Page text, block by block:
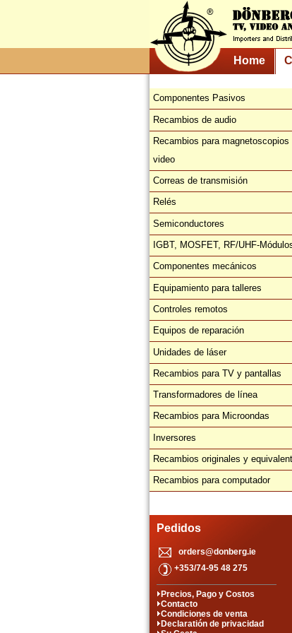
Home
Componentes Pasivos
Recambios de audio
Recambios para magnetoscopios
video
Correas de transmisión
Relés
Semiconductores
IGBT, MOSFET, RF/UHF-
Componentes mecánicos
Equipamiento para talleres
Controles remotos
Equipos de reparación
Unidades de láser
Recambios para TV y pantallas
Transformadores de línea
Recambios para Microondas
Inversores
Recambios originales y
Recambios para computador
Pedidos
orders@donberg.ie
+353/74-95 48 275
Precios, Pago y Costos
Contacto
Condiciones de venta
Declaratión de privacidad